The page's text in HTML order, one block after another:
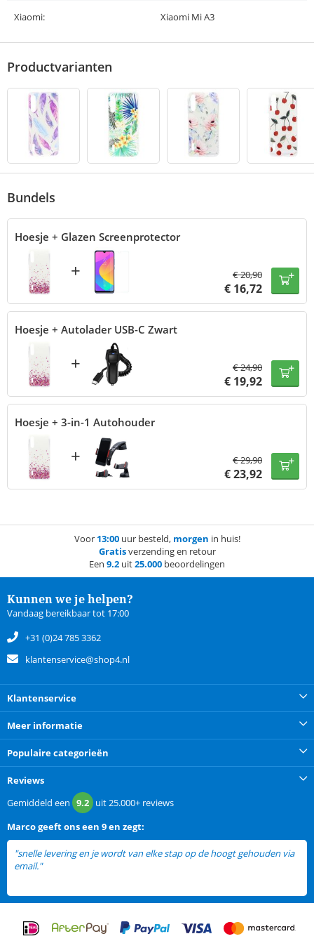
Xiaomi: Xiaomi Mi A3
Productvarianten
Bundels
Hoesje + Glazen Screenprotector
+ €20,90
€ 16,72
Hoesje + Autolader USB-C Zwart
+ €24,90
€ 19,92
Hoesje + 3-in-1 Autohouder
+ €29,90
€23,92
Voor 13:00uur besteld, morgen in huis!
Gratisverzending en retour
Een 9.2 uit25.000 beoordelingen
Kunnen we je helpen?
Vandaag bereikbaar tot 17:00
+31 (0)24 785 3362
klantenservice@shop4.nl
Klantenservice
Meer informatie
Populaire categorieën
Reviews
Gemiddeld een 9.2 uit25.000+ reviews
Marcogeeft ons een 9 en zegt:
"snelle levering en je wordt van elke stap op de hoogt gehouden via
email."